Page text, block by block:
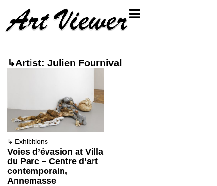
↳Artist: Julien Fournival
↳ Exhibitions
Voies d’évasion at Villa
du Parc – Centre d’art
contemporain,
Annemasse